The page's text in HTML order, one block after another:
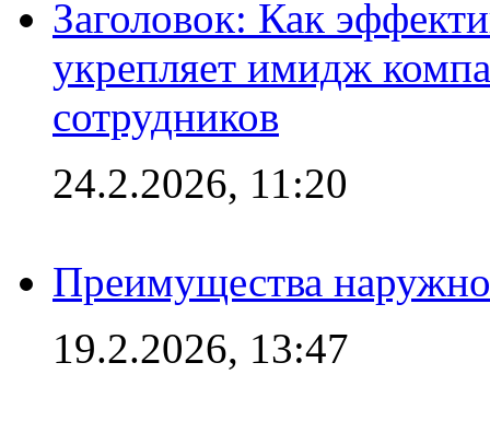
Заголовок: Как
укрепляет имидж
сотрудников
24.2.2026, 11:20
Преимущества
19.2.2026, 13:47